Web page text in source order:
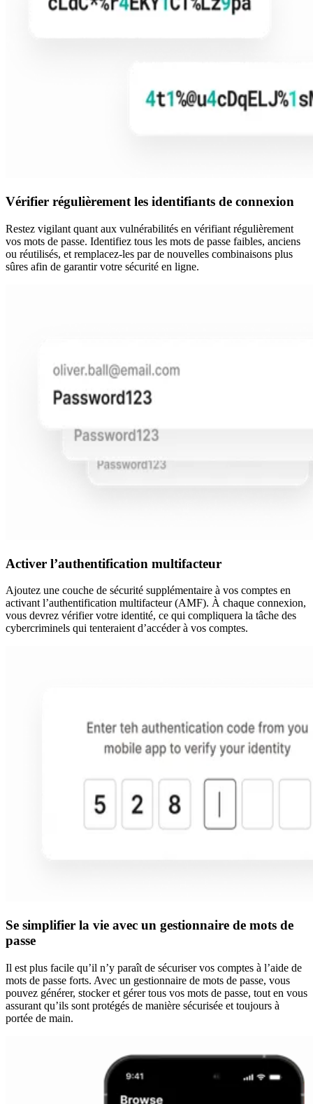
Vérifier régulièrement les identifiants de connexion
Restez vigilant quant aux vulnérabilités en vérifiant régulièrement
vos mots de passe. Identifiez tous les mots de passe faibles, anciens
ou réutilisés, et remplacez-les par de nouvelles combinaisons plus
sûres afin de garantir votre sécurité en ligne.
Activer l’authentification multifacteur
Ajoutez une couche de sécurité supplémentaire à vos comptes en
activant l’authentification multifacteur (AMF). À chaque connexion,
vous devrez vérifier votre identité, ce qui compliquera la tâche des
cybercriminels qui tenteraient d’accéder à vos comptes.
Se simplifier la vie avec un gestionnaire de mots de
passe
Il est plus facile qu’il n’y paraît de sécuriser vos comptes à l’aide de
mots de passe forts. Avec un gestionnaire de mots de passe, vous
pouvez générer, stocker et gérer tous vos mots de passe, tout en vous
assurant qu’ils sont protégés de manière sécurisée et toujours à
portée de main.